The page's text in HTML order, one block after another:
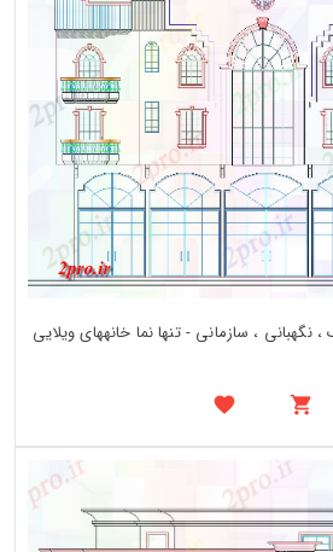
، سازمانی - تنها نما خانههای ویلایی